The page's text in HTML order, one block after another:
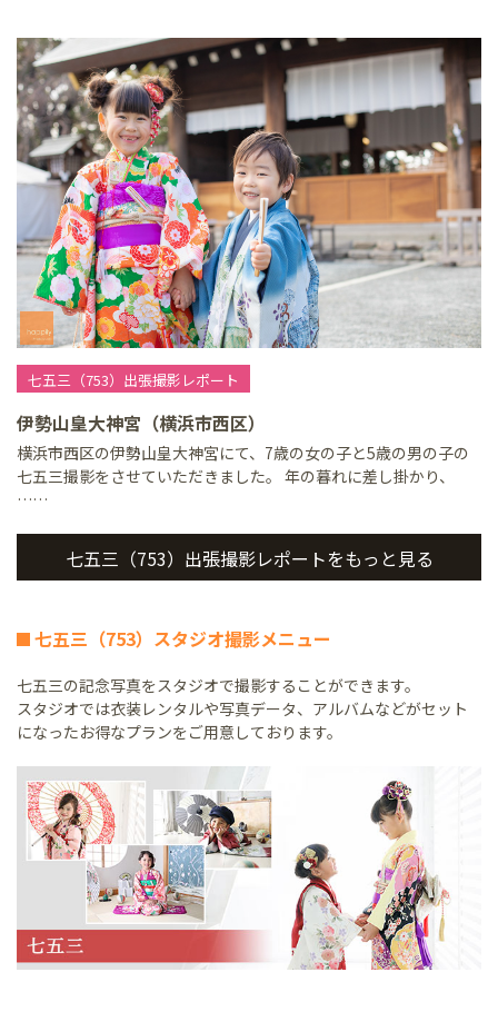
七五三（753）出張撮影レポート
伊勢山皇大神宮（横浜市西区）
横浜市西区の伊勢山皇大神宮にて、7歳の女の子と5歳の男の子の
七五三撮影をさせていただきました。 年の暮れに差し掛かり、
……
七五三（753）出張撮影レポートをもっと見る
七五三（753）スタジオ撮影メニュー
七五三の記念写真をスタジオで撮影することができます。
スタジオでは衣装レンタルや写真データ、アルバムなどがセット
になったお得なプランをご用意しております。